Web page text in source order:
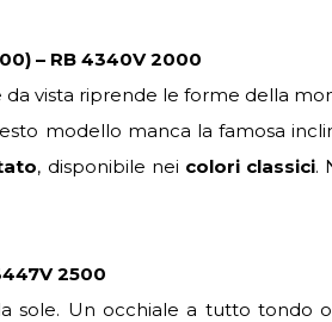
– RB 4340V 2000
vista riprende le forme della
modello manca la famosa
, disponibile nei colori classici.
2500
sole. Un occhiale a tutto tondo